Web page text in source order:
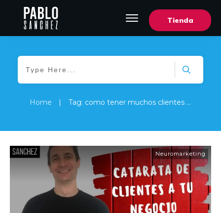
Tienda
Home Tag: como tener muchos clientes en mi negocio
Neuromarketing